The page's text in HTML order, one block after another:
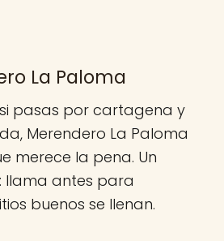
La Paloma
pasas por cartagena y
Merendero La Paloma
merece la pena. Un
llama antes para
buenos se llenan.